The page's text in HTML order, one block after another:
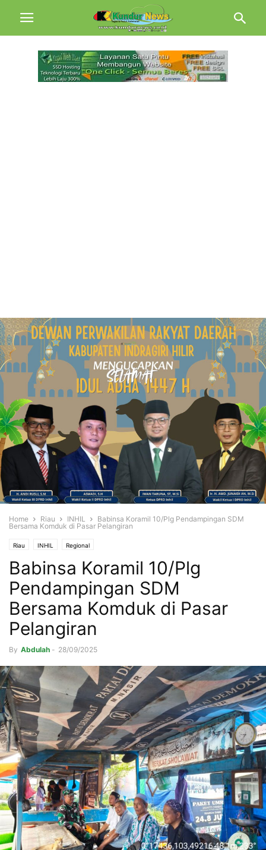
Home Riau INHIL
Babinsa Koramil 10/Plg Pendampingan SDM
Bersama Komduk di Pasar Pelangiran
Riau INHIL Regional
Babinsa Koramil 10/Plg
Pendampingan SDM
Bersama Komduk di Pasar
Pelangiran
By Abdulah - 28/09/2025